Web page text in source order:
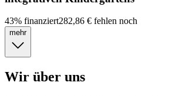
43% finanziert282,86 € fehlen noch
mehr
Wir über uns